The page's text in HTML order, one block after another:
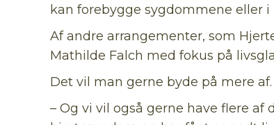
kan forebygge sygdommene eller
Af andre arrangementer, som
Mathilde Falch med fokus på
Det vil man gerne byde på mere af.
– Og vi vil også gerne have flere